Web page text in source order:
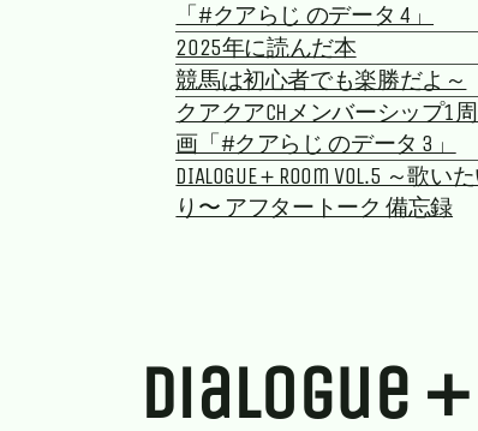
「#クアらじ のデータ 4」
2025年に読んだ本
競馬は初心者でも楽勝だよ～
クアクアchメンバーシップ1
画「#クアらじ のデータ 3」
DIALOGUE＋Room vol.5 ～歌い
り〜 アフタートーク 備忘録
dialogue